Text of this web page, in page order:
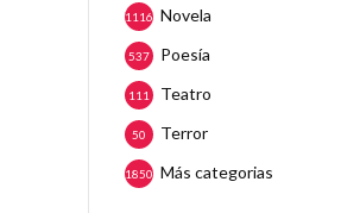
Novela
1116
Poesía
537
Teatro
111
Terror
50
Más categorias
1850